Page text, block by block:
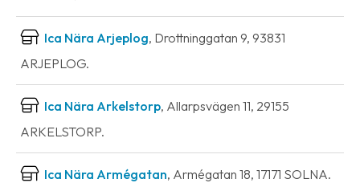
Ica Nära Arjeplog, Drottninggatan 9, 93831
ARJEPLOG.
Ica Nära Arkelstorp, Allarpsvägen 11, 29155
ARKELSTORP.
Ica Nära Armégatan, Armégatan 18, 17171 SOLNA.